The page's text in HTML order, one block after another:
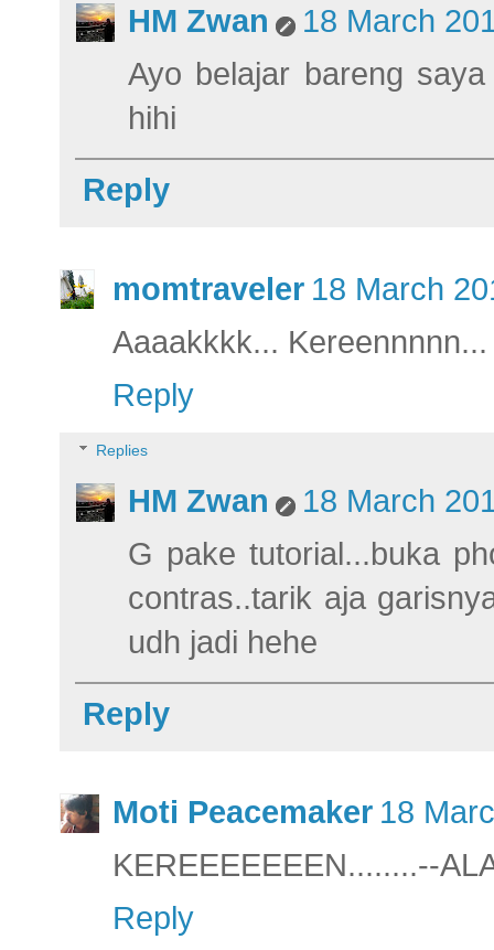
HM Zwan
18 March
Ayo belajar bareng
hihi
Reply
momtraveler 18 March
Aaaakkkk...
Reply
Replies
HM Zwan
18 March
G pake tutorial...buka
contras..tarik aja
udh jadi hehe
Reply
Moti Peacemaker 18
KEREEEEEEEN........--
Reply